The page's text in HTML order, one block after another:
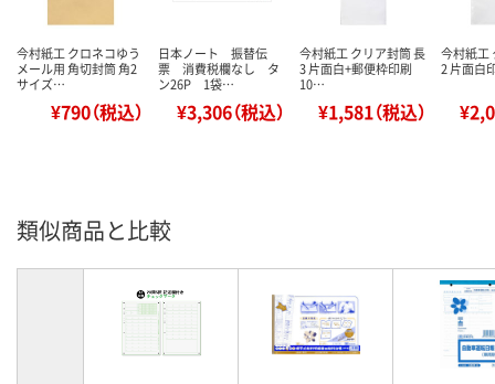
今村紙工 クロネコゆう
メール用 角切封筒 角2
サイズ…
¥790（税込）
日本ノート 振替伝
票 消費税欄なし タ
ン26P 1袋…
¥3,306（税込）
今村紙工 クリア封筒 長
3 片面白+郵便枠印刷
10…
¥1,581（税込）
今村紙工
2 片面白
類似商品と比較